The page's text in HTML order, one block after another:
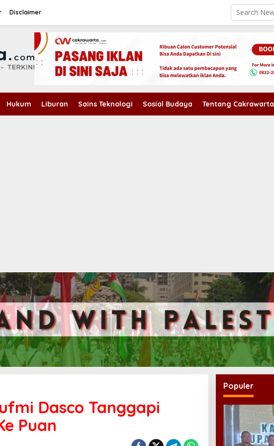
Disclaimer
Hukum Liburan Sains Teknologi Sosial Budaya Tentang Cakrawarta
Dasco Tanggapi
Puan
Populer